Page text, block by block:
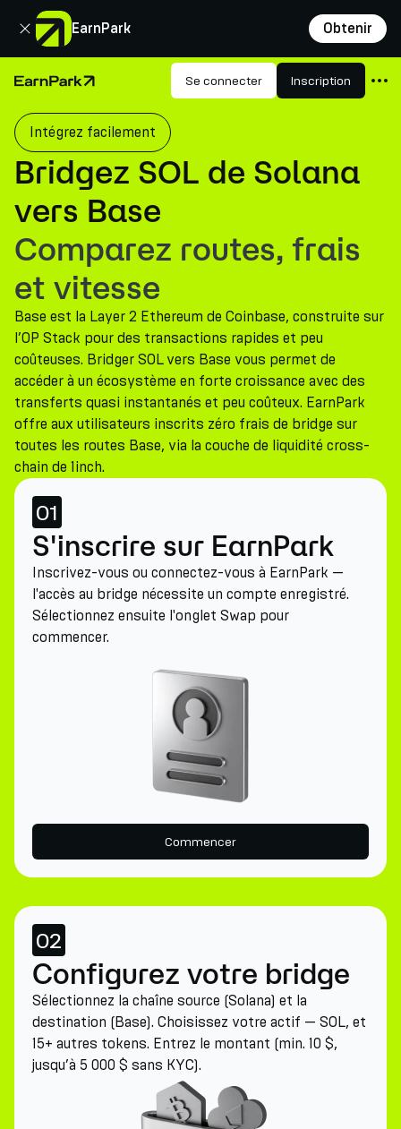
EarnPark Obtenir
Fermer
Page d'accueil Se connecter Inscription
Produits
Marchés
Calculatrices
PARK Token
Ressources
Entreprise
Intégrez facilement
Bridgez SOL de Solana
vers Base
Comparez routes, frais
et vitesse
Base est la Layer 2 Ethereum de Coinbase, construite sur
l’OP Stack pour des transactions rapides et peu
coûteuses. Bridger SOL vers Base vous permet de
accéder à un écosystème en forte croissance avec des
transferts quasi instantanés et peu coûteux. EarnPark
offre aux utilisateurs inscrits zéro frais de bridge sur
toutes les routes Base, via la couche de liquidité cross-
chain de 1inch.
01
S'inscrire sur EarnPark
Inscrivez-vous ou connectez-vous à EarnPark —
l'accès au bridge nécessite un compte enregistré.
Sélectionnez ensuite l'onglet Swap pour
commencer.
Commencer
02
Configurez votre bridge
Sélectionnez la chaîne source (Solana) et la
destination (Base). Choisissez votre actif — SOL, et
15+ autres tokens. Entrez le montant (min. 10 $,
jusqu’à 5 000 $ sans KYC).